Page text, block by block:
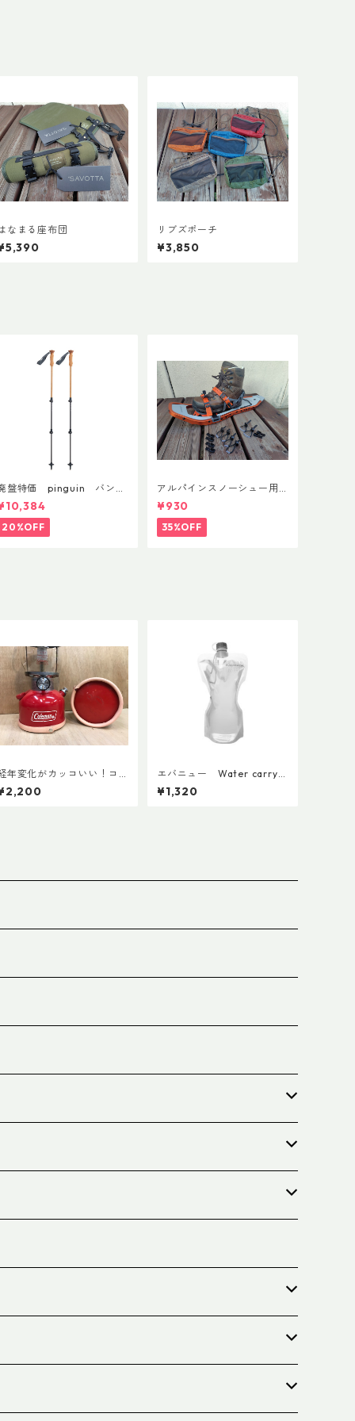
なまる座布団 リブズポーチ
¥3,850
盤特価 pinguin バンブ
FLフォーム(ペア)
20%OFF
アルパインスノーシュー用
ストラップキャッチ(ペア)
¥930
35%OFF
年変化がカッコいい！コ
ルマン・ランタン用ボト
ムレザーカバー135mm
エバニュー Water carry 1
500ml Grey
¥1,320